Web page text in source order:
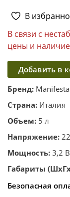
В
В связи с
цены и
Добавить в
Бренд: Manifesta
Страна: Италия
Объем: 5 л
Напряжение:
Мощность: 3,2
Габариты
Безопасная